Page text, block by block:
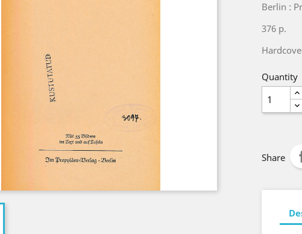
Berlin :
376 p.
Quantity
Share